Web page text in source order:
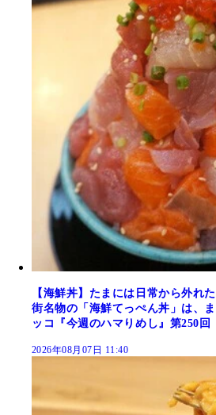
【海鮮丼】たまには日常から外れ
街名物の「海鮮てっぺん丼」は、
ッコ『今週のハマりめし』第250回
2026年08月07日 11:40